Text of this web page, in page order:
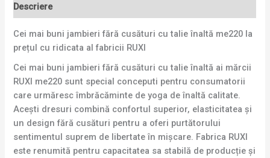
Descriere
Cei mai buni jambieri fără cusături cu talie înaltă me220 la
prețul cu ridicata al fabricii RUXI
Cei mai buni jambieri fără cusături cu talie înaltă ai mărcii
RUXI me220 sunt special conceputi pentru consumatorii
care urmăresc îmbrăcăminte de yoga de înaltă calitate.
Acești dresuri combină confortul superior, elasticitatea și
un design fără cusături pentru a oferi purtătorului
sentimentul suprem de libertate în mișcare. Fabrica RUXI
este renumită pentru capacitatea sa stabilă de producție și